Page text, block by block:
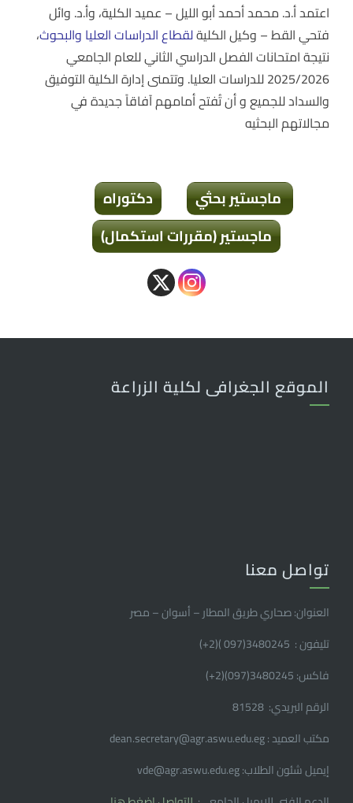
اعتمد أ.د. محمد أحمد أبو الليل – عميد الكلية، وأ.د. وائل
فتحي القط – وكيل الكليةلقطاع الدراسات العليا والبحوث،
نتيجة امتحانات الفصل الدراسي الثاني للعام الجامعي
2025/2026 للدراسات العليا. وتتمنى إدارة الكلية التوفيق
والسداد للجميع و أن تُفتح أمامهم آفاقاً جديدة في
مجالاتهم البحثيه
ماجستير بحثي
دكتوراه
ماجستير (مقررات استكمال)
الموقع الجغرافى لكلية الزراعة
تواصل معنا
العنوان: صحاري طريق المطار – أسوان – مصر
تليفون : 3480245(097 )(2
+
)
فاكس: 3480245(097)(2
+
)
الرقم البريدي: 81528
مكتب العميد : dean.secretary@agr.aswu.edu.eg
إيميل شئون الطلاب: vde@agr.aswu.edu.eg